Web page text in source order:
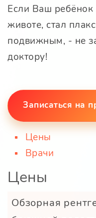
Если Ваш ребёнок
животе, стал
подвижным, - не
доктору!
Записаться на
Цены
Врачи
Цены
Обзорная